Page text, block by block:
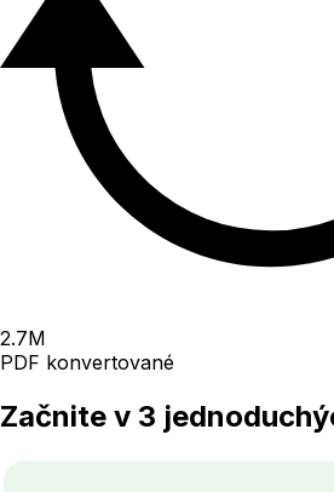
2.7M
PDF konvertované
Začnite v 3